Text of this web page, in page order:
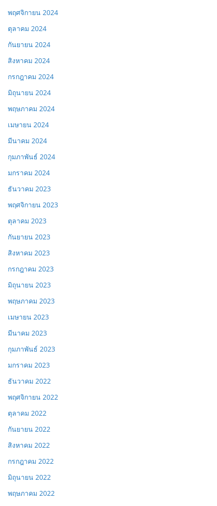
พฤศจิกายน 2024
ตุลาคม 2024
กันยายน 2024
สิงหาคม 2024
กรกฎาคม 2024
มิถุนายน 2024
พฤษภาคม 2024
เมษายน 2024
มีนาคม 2024
กุมภาพันธ์ 2024
มกราคม 2024
ธันวาคม 2023
พฤศจิกายน 2023
ตุลาคม 2023
กันยายน 2023
สิงหาคม 2023
กรกฎาคม 2023
มิถุนายน 2023
พฤษภาคม 2023
เมษายน 2023
มีนาคม 2023
กุมภาพันธ์ 2023
มกราคม 2023
ธันวาคม 2022
พฤศจิกายน 2022
ตุลาคม 2022
กันยายน 2022
สิงหาคม 2022
กรกฎาคม 2022
มิถุนายน 2022
พฤษภาคม 2022